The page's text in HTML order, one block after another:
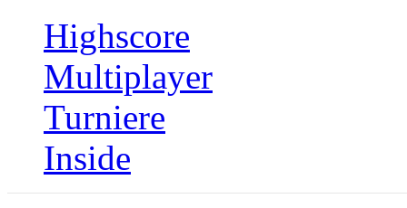
Highscore
Multiplayer
Turniere
Inside